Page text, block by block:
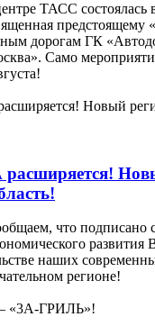
ТАСС состоялась
предстоящему
дорогам ГК
Само
расширяется!
что подписано
развития
наших
регионе!